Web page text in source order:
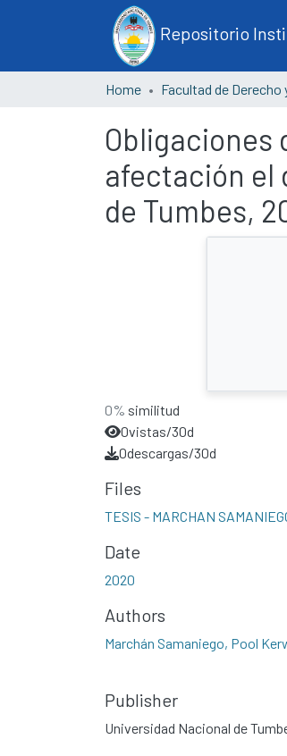
Repositorio
Home
Obligaciones
afectación el
de Tumbes,
0% similitud
0vistas/30d
0descargas/30d
Files
TESIS - MARCHAN
Date
2020
Authors
Marchán Samaniego, Pool
Publisher
Universidad Nacional de